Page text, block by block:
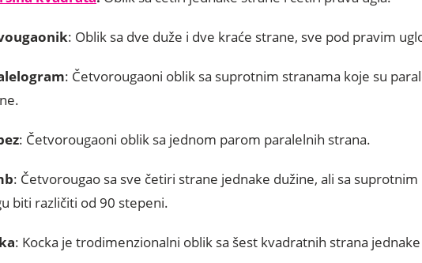
: Oblik sa dve duže i dve kraće strane, sve pod pravim
: Četvorougaoni oblik sa suprotnim stranama koje su
: Četvorougaoni oblik sa jednom parom paralelnih strana.
: Četvorougao sa sve četiri strane jednake dužine, ali sa
biti različiti od 90 stepeni.
: Kocka je trodimenzionalni oblik sa šest kvadratnih strana